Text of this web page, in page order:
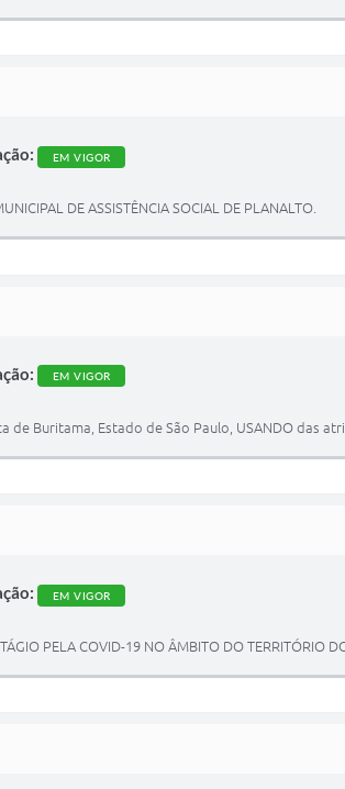
EM VIGOR
DE ASSISTÊNCIA SOCIAL DE PLANALTO.
EM VIGOR
de Buritama, Estado de São Paulo, USANDO das
EM VIGOR
PELA COVID-19 NO ÂMBITO DO TERRITÓRIO